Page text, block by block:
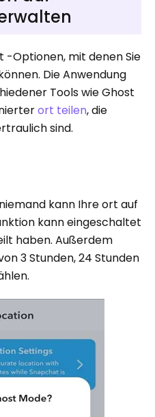
-Optionen, mit denen Sie
Die Anwendung
Tools wie Ghost
ort teilen, die
sind.
kann Ihre ort auf
kann eingeschaltet
haben. Außerdem
3 Stunden, 24 Stunden